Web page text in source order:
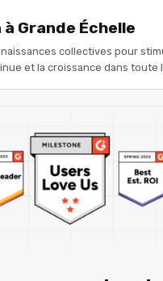
Grande Échelle
collectives pour
et la croissance dans toute